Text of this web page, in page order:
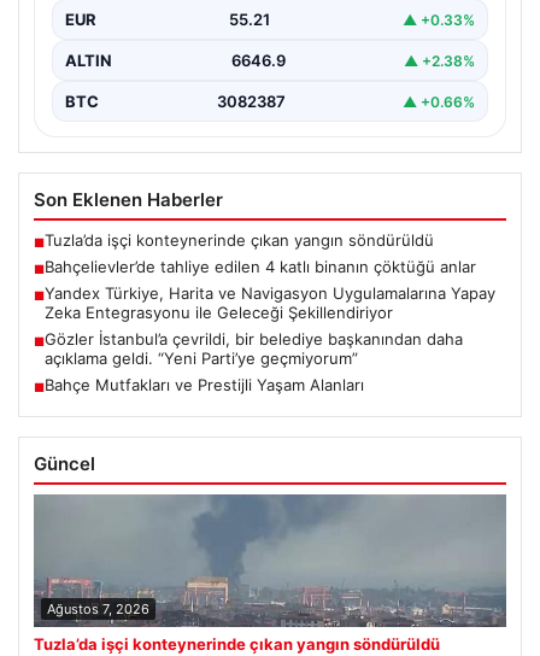
EUR 55.21 ▲ +0.33%
ALTIN 6646.9 ▲ +2.38%
BTC 3082387 ▲ +0.66%
Son Eklenen Haberler
■Tuzla’da işçi konteynerinde çıkan yangın söndürüldü
■Bahçelievler’de tahliye edilen 4 katlı binanın çöktüğü anlar
■Yandex Türkiye, Harita ve Navigasyon Uygulamalarına Yapay
Zeka Entegrasyonu ile Geleceği Şekillendiriyor
■Gözler İstanbul’a çevrildi, bir belediye başkanından daha
açıklama geldi. “Yeni Parti’ye geçmiyorum”
■Bahçe Mutfakları ve Prestijli Yaşam Alanları
Güncel
Ağustos 7, 2026
Tuzla’da işçi konteynerinde çıkan yangın söndürüldü